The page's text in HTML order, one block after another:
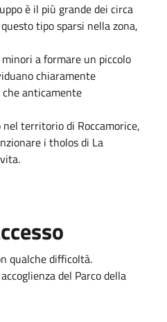
è il più grande dei circa
tipo sparsi nella zona,
a formare un piccolo
chiaramente
anticamente
territorio di Roccamorice,
i tholos di La
qualche difficoltà.
del Parco della